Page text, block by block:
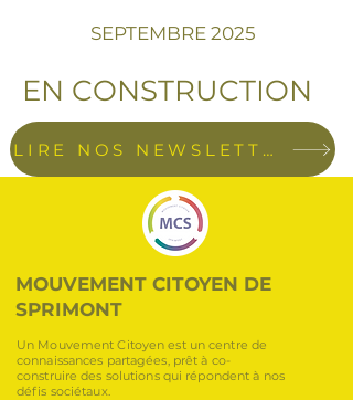
SEPTEMBRE 2025
EN CONSTRUCTION
LIRE NOS NEWSLETTERS
MOUVEMENT CITOYEN DE
SPRIMONT
Un Mouvement Citoyen est un centre de
connaissances partagées, prêt à co-
construire des solutions qui répondent à nos
défis sociétaux.